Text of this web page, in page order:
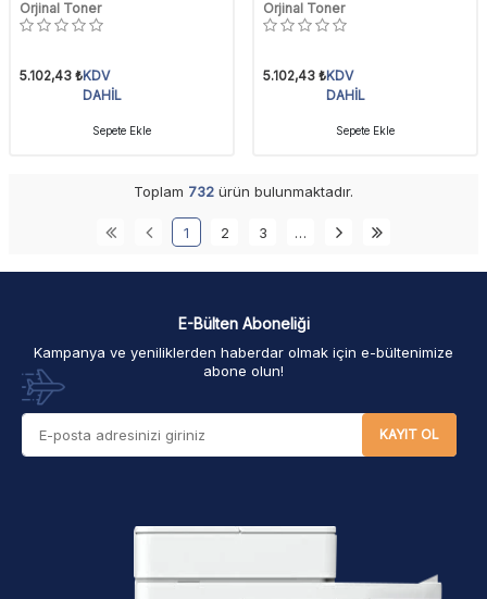
Orjinal Toner
5.102,43 ₺KDV
DAHİL
Sepete Ekle
Orjinal Toner
5.102,43 ₺KDV
DAHİL
Sepete Ekle
Toplam 732 ürün bulunmaktadır.
1 2 3 …
E-Bülten Aboneliği
Kampanya ve yeniliklerden haberdar olmak için e-bültenimize
abone olun!
KAYIT OL